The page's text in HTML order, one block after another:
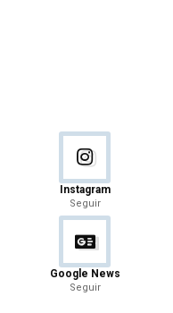
Instagram
Seguir
Google News
Seguir